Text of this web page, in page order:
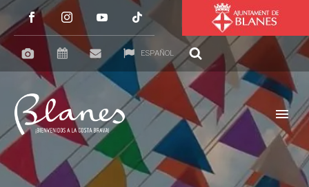
ESPAÑOL